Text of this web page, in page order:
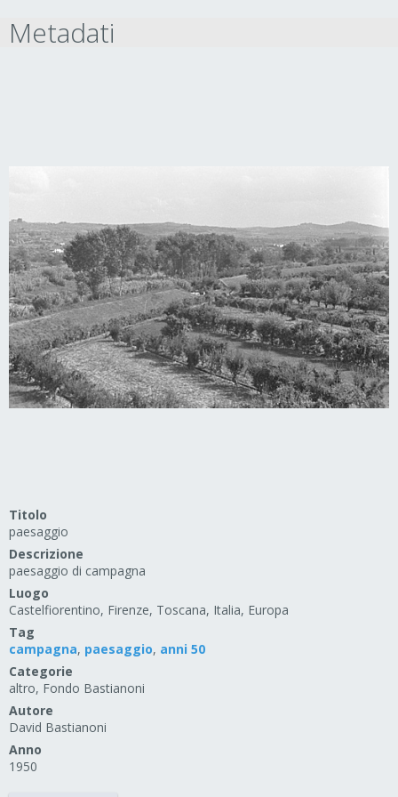
Metadati
Titolo
paesaggio
Descrizione
paesaggio di campagna
Luogo
Castelfiorentino, Firenze, Toscana, Italia, Europa
Tag
campagna, paesaggio, anni 50
Categorie
altro, Fondo Bastianoni
Autore
David Bastianoni
Anno
1950